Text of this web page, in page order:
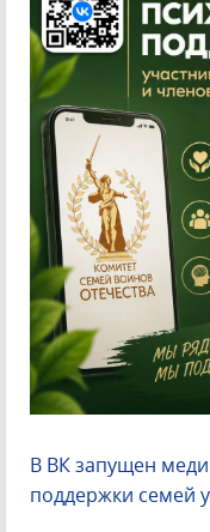
В ВК запущен
поддержки семей